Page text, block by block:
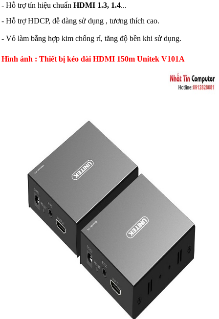
- Hỗ trợ tín hiệu chuẩn HDMI 1.3, 1.4...
- Hỗ trợ HDCP, dễ dàng sử dụng , tương thích cao.
- Vỏ làm bằng hợp kim chống rỉ, tăng độ bền khi sử dụng.
Hình ảnh : Thiết bị kéo dài HDMI 150m Unitek V101A